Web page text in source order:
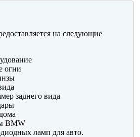
на следующие
огни
заднего вида
BMW
ламп для авто.